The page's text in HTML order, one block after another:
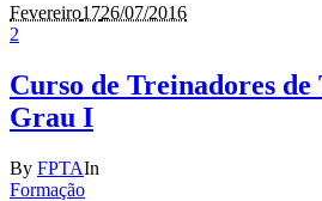
Fevereiro1726/07/2016
2
Curso de Treinadores
Grau I
By FPTAIn
Formação